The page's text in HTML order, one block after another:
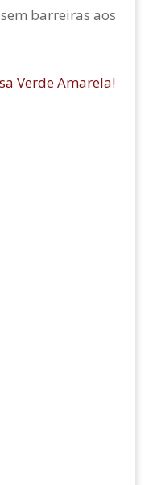
barreiras aos
Verde Amarela!